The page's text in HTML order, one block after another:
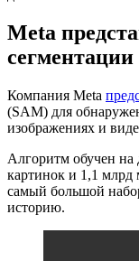
Meta
Компания Meta
(SAM) для
изображениях и
Алгоритм обучен на
картинок и 1,1 млрд
самый большой
историю.